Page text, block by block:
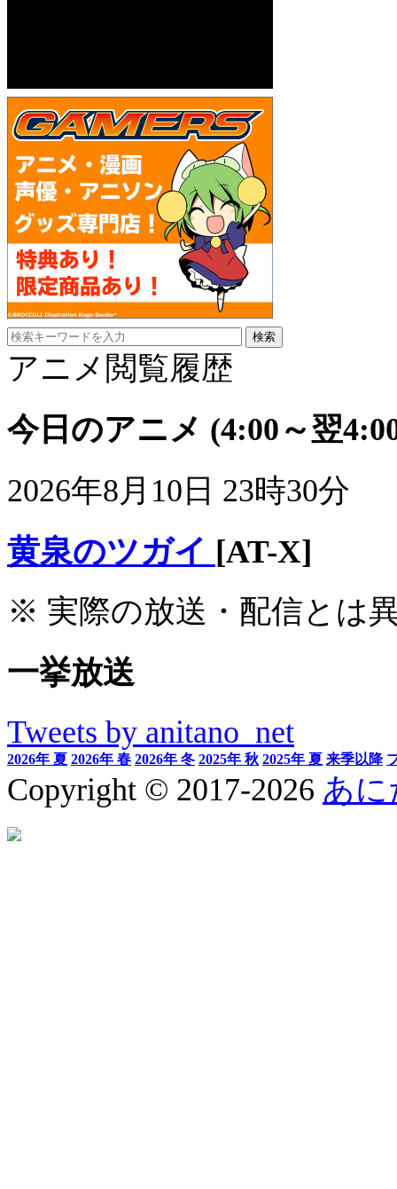
アニメ閲覧履歴
今日のアニメ (4:00～翌
2026年8月10日 23時30分
黄泉のツガイ [AT-X]
※ 実際の放送・配信とは
一挙放送
Tweets by anitano_net
2026年 夏 2026年 春 2026年 冬 2025年 秋 2025年 夏 来季以降
Copyright © 2017-2026 あに